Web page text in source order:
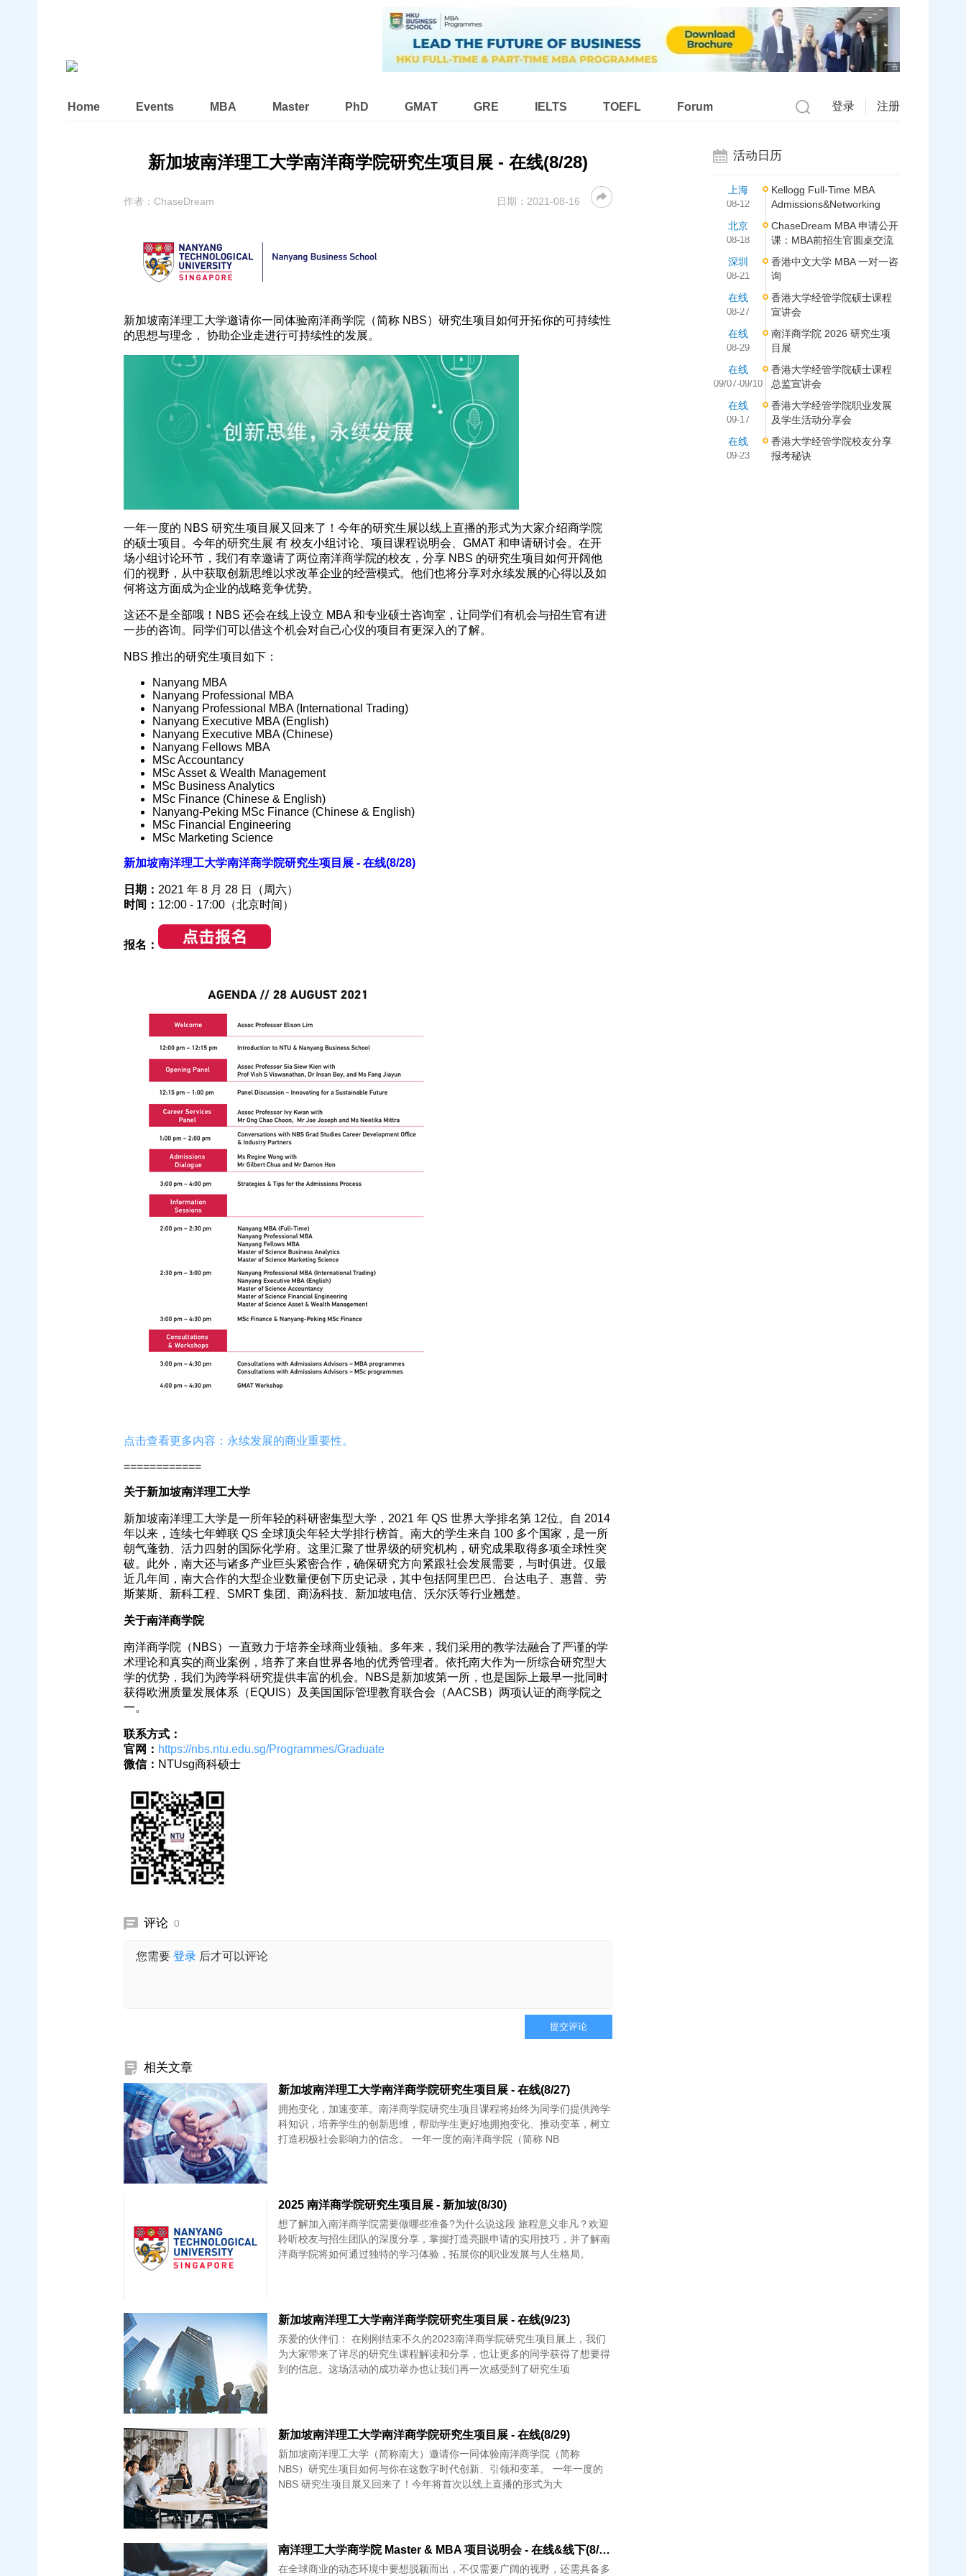
广告
Home Events MBA Master PhD GMAT GRE IELTS TOEFL Forum 登录 注册
新加坡南洋理工大学南洋商学院研究生项目展 - 在线(8/28)
作者： ChaseDream 日期： 2021-08-16
新加坡南洋理工大学邀请你一同体验南洋商学院（简称 NBS）研究生项目如何开拓你的可持续性
的思想与理念， 协助企业走进行可持续性的发展。
一年一度的 NBS 研究生项目展又回来了！今年的研究生展以线上直播的形式为大家介绍商学院
的硕士项目。今年的研究生展 有 校友小组讨论、项目课程说明会、GMAT 和申请研讨会。在开
场小组讨论环节，我们有幸邀请了两位南洋商学院的校友，分享 NBS 的研究生项目如何开阔他
们的视野，从中获取创新思维以求改革企业的经营模式。他们也将分享对永续发展的心得以及如
何将这方面成为企业的战略竞争优势。
这还不是全部哦！NBS 还会在线上设立 MBA 和专业硕士咨询室，让同学们有机会与招生官有进
一步的咨询。同学们可以借这个机会对自己心仪的项目有更深入的了解。
NBS 推出的研究生项目如下：
Nanyang MBA
Nanyang Professional MBA
Nanyang Professional MBA (International Trading)
Nanyang Executive MBA (English)
Nanyang Executive MBA (Chinese)
Nanyang Fellows MBA
MSc Accountancy
MSc Asset & Wealth Management
MSc Business Analytics
MSc Finance (Chinese & English)
Nanyang-Peking MSc Finance (Chinese & English)
MSc Financial Engineering
MSc Marketing Science
新加坡南洋理工大学南洋商学院研究生项目展 - 在线(8/28)
日期： 2021 年 8 月 28 日（周六）
时间： 12:00 - 17:00（北京时间）
报名：
点击查看更多内容：永续发展的商业重要性。
============
关于新加坡南洋理工大学
新加坡南洋理工大学是一所年轻的科研密集型大学，2021 年 QS 世界大学排名第 12位。自 2014
年以来，连续七年蝉联 QS 全球顶尖年轻大学排行榜首。南大的学生来自 100 多个国家，是一所
朝气蓬勃、活力四射的国际化学府。这里汇聚了世界级的研究机构，研究成果取得多项全球性突
破。此外，南大还与诸多产业巨头紧密合作，确保研究方向紧跟社会发展需要，与时俱进。仅最
近几年间，南大合作的大型企业数量便创下历史记录，其中包括阿里巴巴、台达电子、惠普、劳
斯莱斯、新科工程、SMRT 集团、商汤科技、新加坡电信、沃尔沃等行业翘楚。
关于南洋商学院
南洋商学院（NBS）一直致力于培养全球商业领袖。多年来，我们采用的教学法融合了严谨的学
术理论和真实的商业案例，培养了来自世界各地的优秀管理者。依托南大作为一所综合研究型大
学的优势，我们为跨学科研究提供丰富的机会。NBS是新加坡第一所，也是国际上最早一批同时
获得欧洲质量发展体系（EQUIS）及美国国际管理教育联合会（AACSB）两项认证的商学院之
一。
联系方式：
官网： https://nbs.ntu.edu.sg/Programmes/Graduate
微信： NTUsg商科硕士
评论 0
您需要 登录 后才可以评论
提交评论
相关文章
新加坡南洋理工大学南洋商学院研究生项目展 - 在线(8/27)
拥抱变化，加速变革。南洋商学院研究生项目课程将始终为同学们提供跨学
科知识，培养学生的创新思维，帮助学生更好地拥抱变化、推动变革，树立
打造积极社会影响力的信念。 一年一度的南洋商学院（简称 NB
2025 南洋商学院研究生项目展 - 新加坡(8/30)
想了解加入南洋商学院需要做哪些准备?为什么说这段 旅程意义非凡？欢迎
聆听校友与招生团队的深度分享，掌握打造亮眼申请的实用技巧，并了解南
洋商学院将如何通过独特的学习体验，拓展你的职业发展与人生格局。
新加坡南洋理工大学南洋商学院研究生项目展 - 在线(9/23)
亲爱的伙伴们： 在刚刚结束不久的2023南洋商学院研究生项目展上，我们
为大家带来了详尽的研究生课程解读和分享，也让更多的同学获得了想要得
到的信息。这场活动的成功举办也让我们再一次感受到了研究生项
新加坡南洋理工大学南洋商学院研究生项目展 - 在线(8/29)
新加坡南洋理工大学（简称南大）邀请你一同体验南洋商学院（简称
NBS）研究生项目如何与你在这数字时代创新、引领和变革。 一年一度的
NBS 研究生项目展又回来了！今年将首次以线上直播的形式为大
南洋理工大学商学院 Master & MBA 项目说明会 - 在线&线下(8/31)
在全球商业的动态环境中要想脱颖而出，不仅需要广阔的视野，还需具备多
活动日历
上海
08-12
Kellogg Full-Time MBA
Admissions&Networking
北京
08-18
ChaseDream MBA 申请公开
课：MBA前招生官圆桌交流
深圳
08-21
香港中文大学 MBA 一对一咨
询
在线
08-27
香港大学经管学院硕士课程
宣讲会
在线
08-29
南洋商学院 2026 研究生项
目展
在线
09/07-09/10
香港大学经管学院硕士课程
总监宣讲会
在线
09-17
香港大学经管学院职业发展
及学生活动分享会
在线
09-23
香港大学经管学院校友分享
报考秘诀